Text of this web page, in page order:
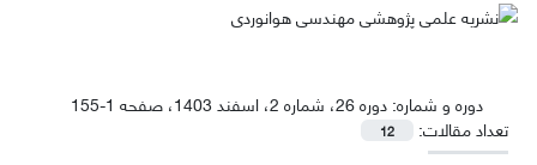
دوره و شماره:دوره 26، شماره 2، اسفند 1403، صفحه 1-155
تعداد مقالات:
12